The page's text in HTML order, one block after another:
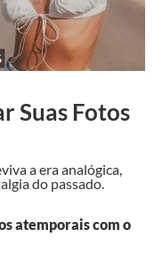
Suas Fotos
a era analógica,
do passado.
atemporais com o